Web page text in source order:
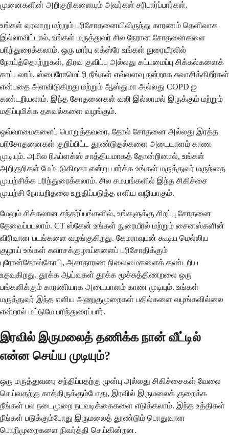
முனைகளின் அறிகுறிகளையும் அவர்கள் சரிபார்ப்பார்கள்.
உங்கள் வரலாறு மற்றும் பரிசோதனையிலிருந்து காரணம் தெளிவாக
இல்லாவிட்டால், உங்கள் மருத்துவர் சில நேரான சோதனைகளை
பரிந்துரைக்கலாம். ஒரு மார்பு எக்ஸ்ரே உங்கள் நுரையீரலில்
நோய்த்தொற்றுகள், திரவ குவிப்பு அல்லது கட்டமைப்பு சிக்கல்களைக்
காட்டலாம். ஸ்பைரோமெட்ரி நீங்கள் எவ்வளவு நன்றாக சுவாசிக்கிறீர்கள்
என்பதை அளவிடுகிறது மற்றும் ஆஸ்துமா அல்லது COPD ஐ
கண்டறியலாம். இந்த சோதனைகள் வலி இல்லாமல் இருக்கும் மற்றும்
மதிப்புமிக்க தகவல்களை வழங்கும்.
ஒவ்வாமைகளைப் பொறுத்தவரை, தோல் சோதனை அல்லது இரத்த
பரிசோதனைகள் குறிப்பிட்ட தூண்டுதல்களை அடையாளம் காண
முடியும். அமில ரிஃப்ளக்ஸ் சாத்தியமாகத் தோன்றினால், உங்கள்
அறிகுறிகள் மேம்படுகிறதா என்று பார்க்க உங்கள் மருத்துவர் மருந்தை
முயற்சிக்க பரிந்துரைக்கலாம். சில சமயங்களில் இந்த சிகிச்சை
முயற்சி நோயறிதலை உறுதிப்படுத்த எளிய வழியாகும்.
மேலும் சிக்கலான சந்தர்ப்பங்களில், உங்களுக்கு சிறப்பு சோதனை
தேவைப்படலாம். CT ஸ்கேன் உங்கள் நுரையீரல் மற்றும் சைனஸ்களின்
விரிவான படங்களை வழங்குகிறது. கேமராவுடன் கூடிய மெல்லிய
குழாய் உங்கள் சுவாசக்குழாய்களைப் பரிசோதிக்கும்
புரோன்கோஸ்கோபி, அசாதாரண நிலைமைகளைக் கண்டறிய
உதவுகிறது. தூக்க ஆய்வுகள் தூக்க மூச்சுத்திணறலை ஒரு
பங்களிக்கும் காரணியாக அடையாளம் காண முடியும். உங்கள்
மருத்துவர் இந்த எளிய அணுகுமுறைகள் பதில்களை வழங்கவில்லை
என்றால் மட்டுமே பரிந்துரைப்பார்.
இரவில் இருமலைத் தணிக்க நான் வீட்டில்
என்ன செய்ய முடியும்?
ஒரு மருத்துவரை சந்திப்பதற்கு முன்பு அல்லது சிகிச்சைகள் வேலை
செய்வதற்கு காத்திருக்கும்போது, ​​இரவில் இருமலைக் குறைக்க
நீங்கள் பல நடைமுறை நடவடிக்கைகளை எடுக்கலாம். இந்த உத்திகள்
நீங்கள் படுக்கும்போது இருமலைத் தூண்டும் பொதுவான
பொறிமுறைகளை நிவர்த்தி செய்கின்றன.